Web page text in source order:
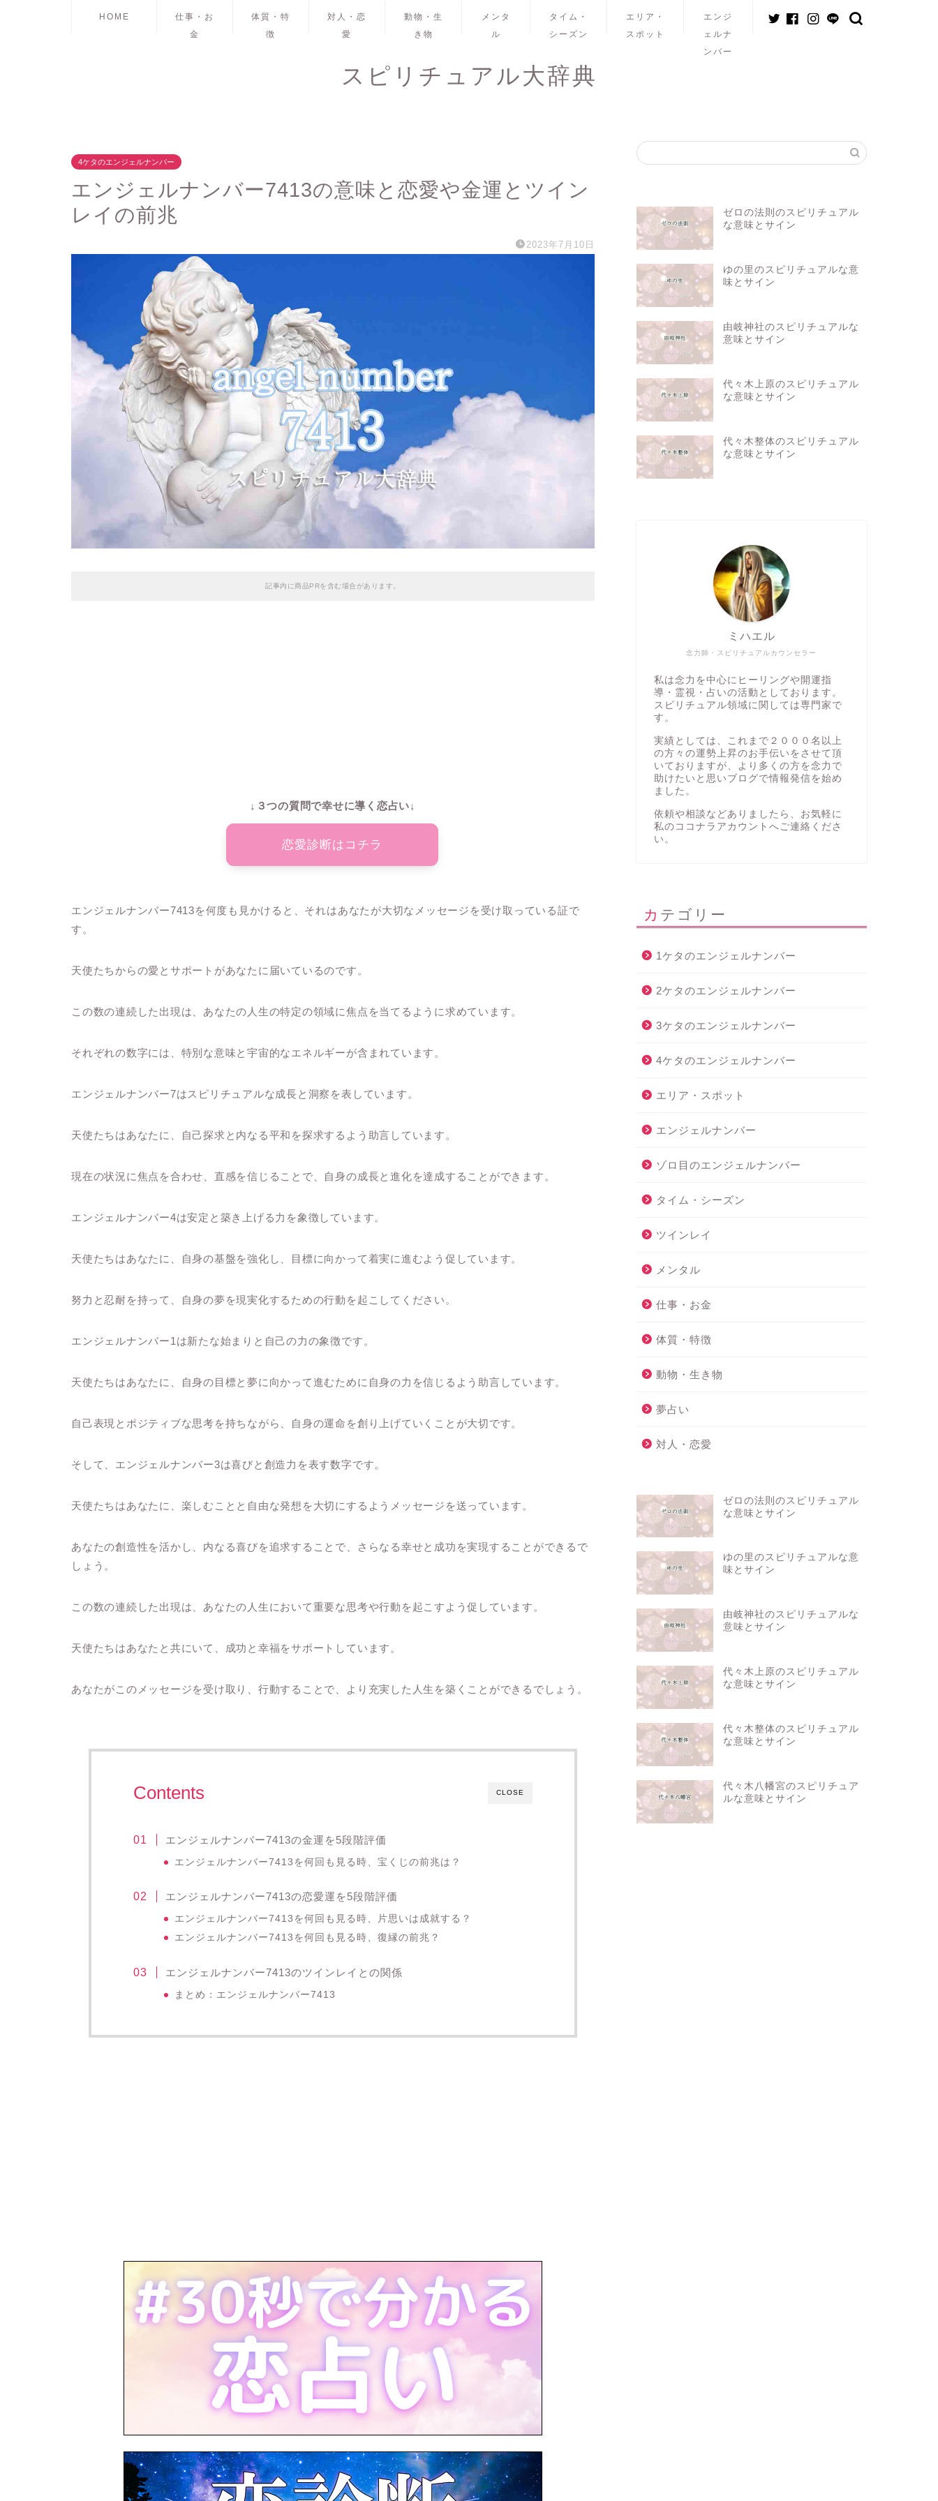
HOME
仕事・お
金
体質・特
徴
対人・恋
愛
動物・生
き物
メンタ
ル
タイム・
シーズン
エリア・
スポット
エンジ
ェルナ
ンバー
スピリチュアル大辞典
4ケタのエンジェルナンバー
エンジェルナンバー7413の意味と恋愛や金運とツイン
レイの前兆
2023年7月10日
記事内に商品PRを含む場合があります。
↓３つの質問で幸せに導く恋占い↓
恋愛診断はコチラ
エンジェルナンバー7413を何度も見かけると、それはあなたが大切なメッセージを受け取っている証で
す。
天使たちからの愛とサポートがあなたに届いているのです。
この数の連続した出現は、あなたの人生の特定の領域に焦点を当てるように求めています。
それぞれの数字には、特別な意味と宇宙的なエネルギーが含まれています。
エンジェルナンバー7はスピリチュアルな成長と洞察を表しています。
天使たちはあなたに、自己探求と内なる平和を探求するよう助言しています。
現在の状況に焦点を合わせ、直感を信じることで、自身の成長と進化を達成することができます。
エンジェルナンバー4は安定と築き上げる力を象徴しています。
天使たちはあなたに、自身の基盤を強化し、目標に向かって着実に進むよう促しています。
努力と忍耐を持って、自身の夢を現実化するための行動を起こしてください。
エンジェルナンバー1は新たな始まりと自己の力の象徴です。
天使たちはあなたに、自身の目標と夢に向かって進むために自身の力を信じるよう助言しています。
自己表現とポジティブな思考を持ちながら、自身の運命を創り上げていくことが大切です。
そして、エンジェルナンバー3は喜びと創造力を表す数字です。
天使たちはあなたに、楽しむことと自由な発想を大切にするようメッセージを送っています。
あなたの創造性を活かし、内なる喜びを追求することで、さらなる幸せと成功を実現することができるで
しょう。
この数の連続した出現は、あなたの人生において重要な思考や行動を起こすよう促しています。
天使たちはあなたと共にいて、成功と幸福をサポートしています。
あなたがこのメッセージを受け取り、行動することで、より充実した人生を築くことができるでしょう。
CLOSE
Contents
エンジェルナンバー7413の金運を5段階評価
エンジェルナンバー7413を何回も見る時、宝くじの前兆は？
エンジェルナンバー7413の恋愛運を5段階評価
エンジェルナンバー7413を何回も見る時、片思いは成就する？
エンジェルナンバー7413を何回も見る時、復縁の前兆？
エンジェルナンバー7413のツインレイとの関係
まとめ：エンジェルナンバー7413
ゼロの法則のスピリチュアル
な意味とサイン
ゆの里のスピリチュアルな意
味とサイン
由岐神社のスピリチュアルな
意味とサイン
代々木上原のスピリチュアル
な意味とサイン
代々木整体のスピリチュアル
な意味とサイン
念力師・スピリチュアルカウンセラー
ミハエル
私は念力を中心にヒーリングや開運指
導・霊視・占いの活動としております。
スピリチュアル領域に関しては専門家で
す。
実績としては、これまで２０００名以上
の方々の運勢上昇のお手伝いをさせて頂
いておりますが、より多くの方を念力で
助けたいと思いブログで情報発信を始め
ました。
依頼や相談などありましたら、お気軽に
私の ココナラアカウント へご連絡くださ
い。
カテゴリー
1ケタのエンジェルナンバー
2ケタのエンジェルナンバー
3ケタのエンジェルナンバー
4ケタのエンジェルナンバー
エリア・スポット
エンジェルナンバー
ゾロ目のエンジェルナンバー
タイム・シーズン
ツインレイ
メンタル
仕事・お金
体質・特徴
動物・生き物
夢占い
対人・恋愛
ゼロの法則のスピリチュアル
な意味とサイン
ゆの里のスピリチュアルな意
味とサイン
由岐神社のスピリチュアルな
意味とサイン
代々木上原のスピリチュアル
な意味とサイン
代々木整体のスピリチュアル
な意味とサイン
代々木八幡宮のスピリチュア
ルな意味とサイン